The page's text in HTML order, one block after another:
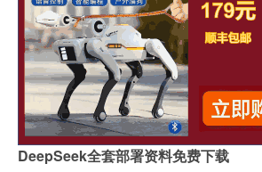
DeepSeek全套部署资料免费下载